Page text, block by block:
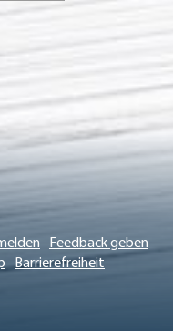
Feedback geben
Barrierefreiheit